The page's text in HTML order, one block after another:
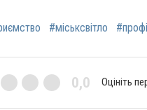
#міськсвітло
0,0 Оцініть